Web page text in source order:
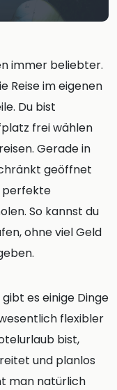
immer beliebter.
Reise im eigenen
Du bist
frei wählen
Gerade in
geöffnet
perfekte
So kannst du
ohne viel Geld
es einige Dinge
flexibler
bist,
und planlos
man natürlich